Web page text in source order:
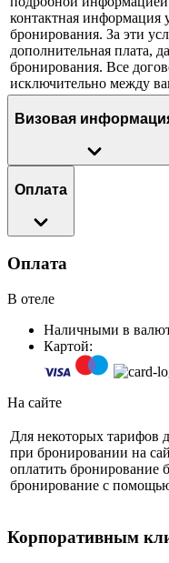
контактная информация
бронирования. За эти
дополнительная плата,
бронирования. Все
исключительно между
Визовая
Оплата
Оплата
В отеле
Наличными в
Картой:
На сайте
Для некоторых тарифов
при бронировании на
оплатить бронирование
бронирование с
Корпоративным